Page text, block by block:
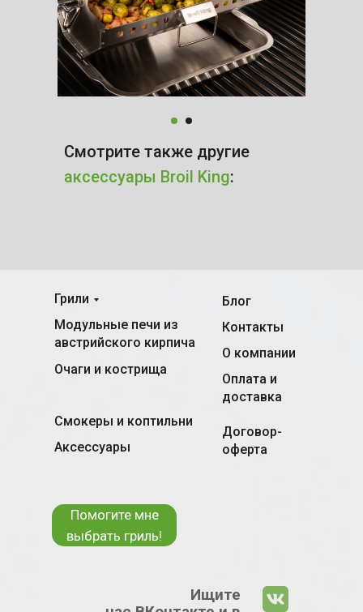
Смотрите также другие
аксессуары Broil King:
Модульные печи из
австрийского кирпича
Смокеры и коптильни
Очаги и кострища
Контакты
Блог
О компании
Оплата и
доставка
Аксессуары
Грили
Ищите
Помогите мне
выбрать гриль!
Договор-
оферта